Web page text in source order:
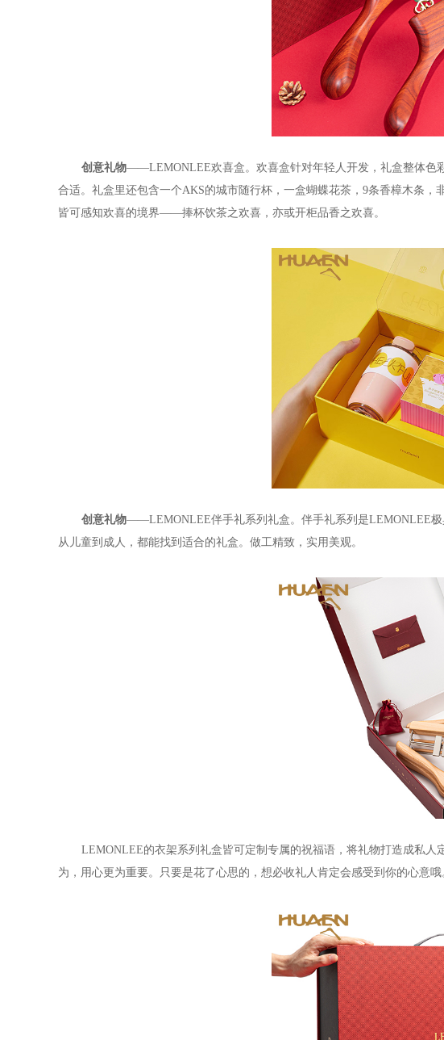
创意礼物——LEMONLEE欢喜盒。欢喜盒针对年轻人开发，礼盒整体色
合适。礼盒里还包含一个AKS的城市随行杯，一盒蝴蝶花茶， 9条香樟木条，
皆可感知欢喜的境界——捧杯饮茶之欢喜，亦或开柜品香之欢喜。
创意礼物——LEMONLEE伴手礼系列礼盒。伴手礼系列是LEMONLEE
从儿童到成人，都能找到适合的礼盒。做工精致，实用美观。
LEMONLEE的衣架系列礼盒皆可定制专属的祝福语，将礼物打造成私人
为，用心更为重要。只要是花了心思的，想必收礼人肯定会感受到你的心意哦